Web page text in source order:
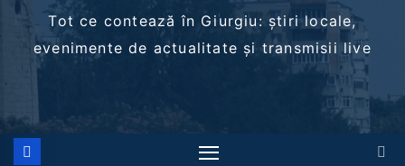
Tot ce contează în Giurgiu: știri locale,
evenimente de actualitate și transmisii live